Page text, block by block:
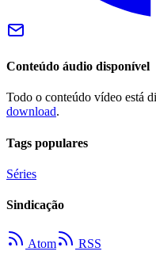
Conteúdo áudio disponível
Todo o conteúdo vídeo está
download.
Tags populares
Séries
Sindicação
Atom RSS